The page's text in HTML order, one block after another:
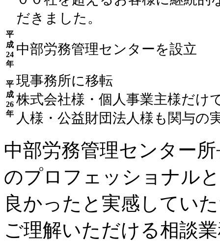
だきました。
平
成
24
年
中部労務管理センターを設立
平
成
26
年
現事務所に移転
株式会社様・個人事業主様だけ
人様・公益財団法人様も関与の
中部労務管理センター
のプロフェッショナル
良かったと実感してい
ご理解いただける相談